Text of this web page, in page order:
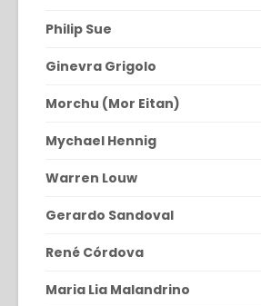
Philip Sue
Ginevra Grigolo
Morchu (Mor Eitan)
Mychael Hennig
Warren Louw
Gerardo Sandoval
René Córdova
Maria Lia Malandrino